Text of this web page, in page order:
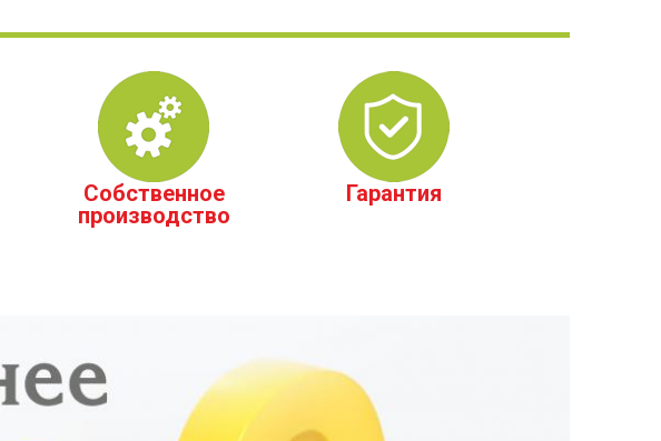
Собственное
производство
Гарантия